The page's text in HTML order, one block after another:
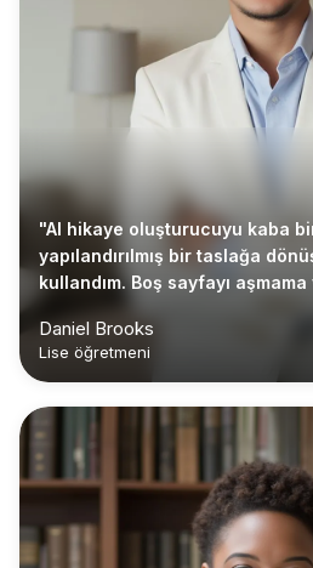
"AI hikaye oluşturucuyu kaba
yapılandırılmış bir taslağa
kullandım. Boş sayfayı aşmama
Daniel Brooks
Lise öğretmeni